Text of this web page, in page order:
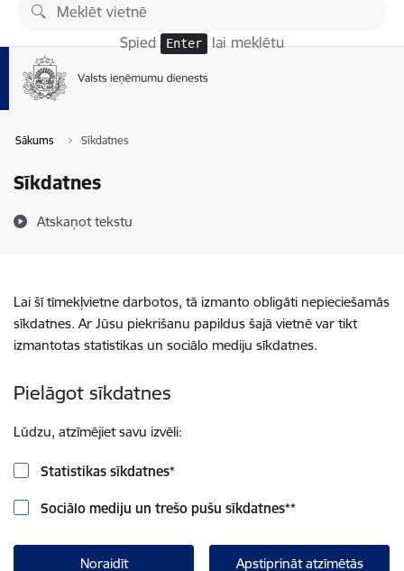
Pāriet uz lapas saturu
Spied Enter lai meklētu
Sākums Sīkdatnes
Sīkdatnes
Atskaņot tekstu
Lai šī tīmekļvietne darbotos, tā izmanto obligāti nepieciešamās
sīkdatnes. Ar Jūsu piekrišanu papildus šajā vietnē var tikt
izmantotas statistikas un sociālo mediju sīkdatnes.
Pielāgot sīkdatnes
Lūdzu, atzīmējiet savu izvēli:
Statistikas sīkdatnes*
Sociālo mediju un trešo pušu sīkdatnes**
Noraidīt Apstiprināt atzīmētās